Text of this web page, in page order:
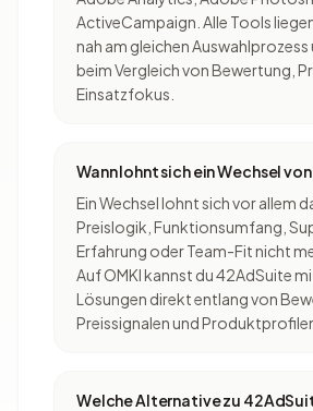
ActiveCampaign. Alle Tools
nah am gleichen Auswahlprozess
beim Vergleich von Bewertung,
Einsatzfokus.
Wann lohnt sich ein Wechsel
Ein Wechsel lohnt sich vor allem
Preislogik, Funktionsumfang,
Erfahrung oder Team-Fit nicht
Auf OMKI kannst du 42AdSuite
Lösungen direkt entlang von
Preissignalen und
Welche Alternative zu